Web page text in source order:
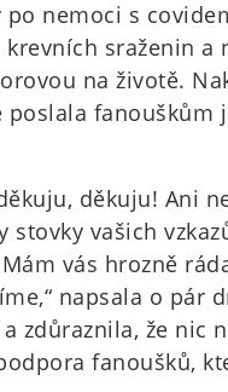
po nemoci s
sraženin a
na životě.
poslala fanouškům
děkuju! Ani
stovky vašich
vás hrozně
napsala o pár
zdůraznila, že nic
fanoušků,